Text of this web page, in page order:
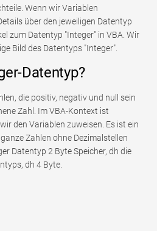
Wenn wir Variablen
über den jeweiligen Datentyp
zum Datentyp "Integer" in VBA. Wir
Bild des Datentyps "Integer".
Datentyp?
die positiv, negativ und null sein
Zahl. Im VBA-Kontext ist
den Variablen zuweisen. Es ist ein
Zahlen ohne Dezimalstellen
Datentyp 2 Byte Speicher, dh die
dh 4 Byte.